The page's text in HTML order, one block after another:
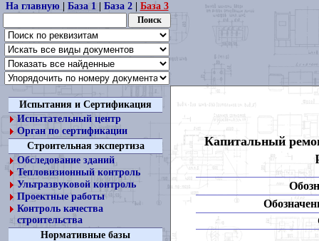
На главную| База 1| База 2| База 3
Испытания и Сертификация
Испытательный центр
Орган по сертификации
Строительная экспертиза
Обследование зданий
Тепловизионный контроль
Ультразвуковой контроль
Проектные работы
Контроль качества
строительства
Нормативные базы
Капитальный